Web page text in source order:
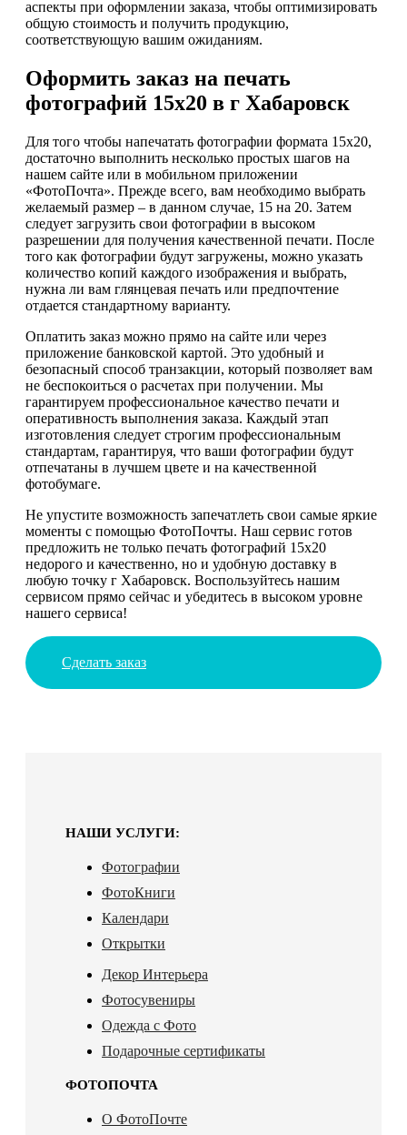
аспекты при оформлении заказа, чтобы оптимизировать
общую стоимость и получить продукцию,
соответствующую вашим ожиданиям.
Оформить заказ на печать
фотографий 15х20 в г Хабаровск
Для того чтобы напечатать фотографии формата 15х20,
достаточно выполнить несколько простых шагов на
нашем сайте или в мобильном приложении
«ФотоПочта». Прежде всего, вам необходимо выбрать
желаемый размер – в данном случае, 15 на 20. Затем
следует загрузить свои фотографии в высоком
разрешении для получения качественной печати. После
того как фотографии будут загружены, можно указать
количество копий каждого изображения и выбрать,
нужна ли вам глянцевая печать или предпочтение
отдается стандартному варианту.
Оплатить заказ можно прямо на сайте или через
приложение банковской картой. Это удобный и
безопасный способ транзакции, который позволяет вам
не беспокоиться о расчетах при получении. Мы
гарантируем профессиональное качество печати и
оперативность выполнения заказа. Каждый этап
изготовления следует строгим профессиональным
стандартам, гарантируя, что ваши фотографии будут
отпечатаны в лучшем цвете и на качественной
фотобумаге.
Не упустите возможность запечатлеть свои самые яркие
моменты с помощью ФотоПочты. Наш сервис готов
предложить не только печать фотографий 15х20
недорого и качественно, но и удобную доставку в
любую точку г Хабаровск. Воспользуйтесь нашим
сервисом прямо сейчас и убедитесь в высоком уровне
нашего сервиса!
Сделать заказ
НАШИ УСЛУГИ:
Фотографии
ФотоКниги
Календари
Открытки
Декор Интерьера
Фотосувениры
Одежда с Фото
Подарочные сертификаты
ФОТОПОЧТА
О ФотоПочте